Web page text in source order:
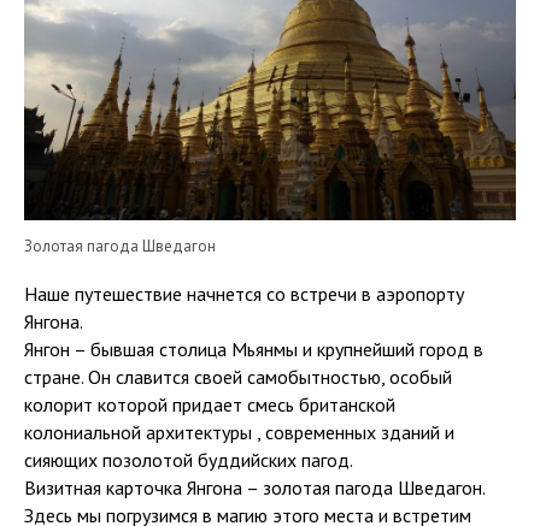
Золотая пагода Шведагон
Наше путешествие начнется со встречи в аэропорту
Янгона.
Янгон – бывшая столица Мьянмы и крупнейший город в
стране. Он славится своей самобытностью, особый
колорит которой придает смесь британской
колониальной архитектуры , современных зданий и
сияющих позолотой буддийских пагод.
Визитная карточка Янгона – золотая пагода Шведагон.
Здесь мы погрузимся в магию этого места и встретим